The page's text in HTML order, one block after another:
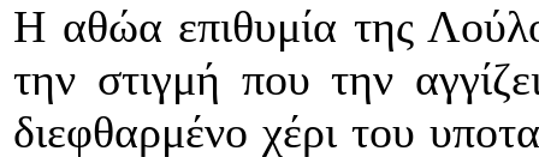
Η αθώα επιθυμία της
την στιγμή που την
διεφθαρμένο χέρι του